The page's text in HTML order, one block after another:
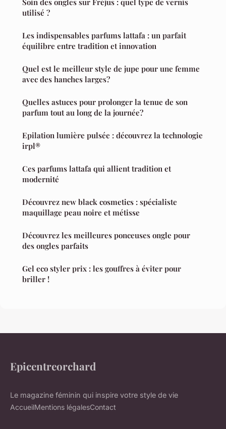
Soin des ongles sur Fréjus : quel type de vernis
utilisé ?
Les indispensables parfums lattafa : un parfait
équilibre entre tradition et innovation
Quel est le meilleur style de jupe pour une femme
avec des hanches larges?
Quelles astuces pour prolonger la tenue de son
parfum tout au long de la journée?
Epilation lumière pulsée : découvrez la technologie
irpl®
Ces parfums lattafa qui allient tradition et
modernité
Découvrez new black cosmetics : spécialiste
maquillage peau noire et métisse
Découvrez les meilleures ponceuses ongle pour
des ongles parfaits
Gel eco styler prix : les gouffres à éviter pour
briller !
Epicentreorchard
Le magazine féminin qui inspire votre style de vie
AccueilMentions légalesContact